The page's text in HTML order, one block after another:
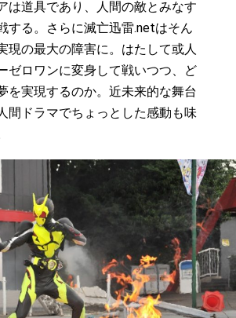
は道具であり、人間の敵とみなす
する。さらに滅亡迅雷.netはそん
現の最大の障害に。はたして或人
ゼロワンに変身して戦いつつ、ど
を実現するのか。近未来的な舞台
間ドラマでちょっとした感動も味